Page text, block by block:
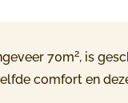
70m2, is
comfort en